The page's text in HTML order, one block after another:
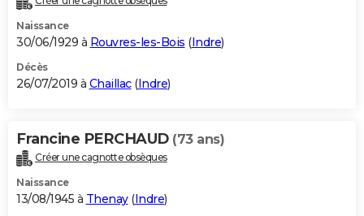
Naissance
30/06/1929 à Rouvres-les-Bois (Indre)
Décès
26/07/2019 à Chaillac(Indre)
Francine PERCHAUD (73 ans)
Créer une cagnotte obsèques
Naissance
13/08/1945 à Thenay(Indre)